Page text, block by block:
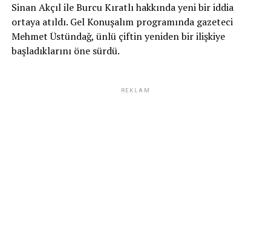
Sinan Akçıl ile Burcu Kıratlı hakkında yeni bir iddia
ortaya atıldı. Gel Konuşalım programında gazeteci
Mehmet Üstündağ, ünlü çiftin yeniden bir ilişkiye
başladıklarını öne sürdü.
REKLAM